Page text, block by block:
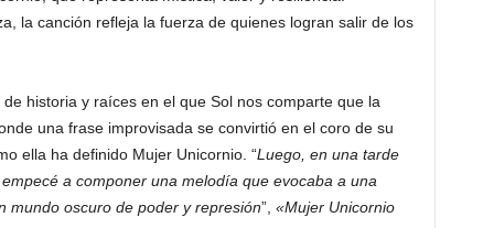
la canción refleja la fuerza de quienes logran salir de los
historia y raíces en el que Sol nos comparte que la
una frase improvisada se convirtió en el coro de su
ella ha definido Mujer Unicornio. “Luego, en una tarde
a componer una melodía que evocaba a una
mundo oscuro de poder y represión”, «Mujer Unicornio